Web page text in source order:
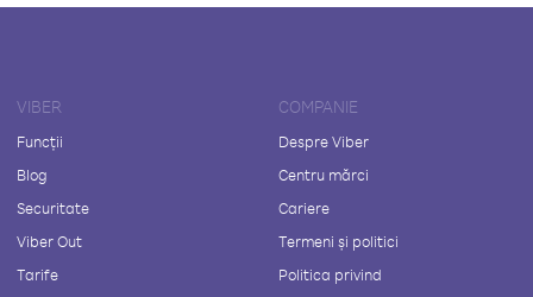
VIBER
Funcții
Blog
Securitate
Viber Out
Tarife
COMPANIE
Despre Viber
Centru mărci
Cariere
Termeni și politici
Politica privind